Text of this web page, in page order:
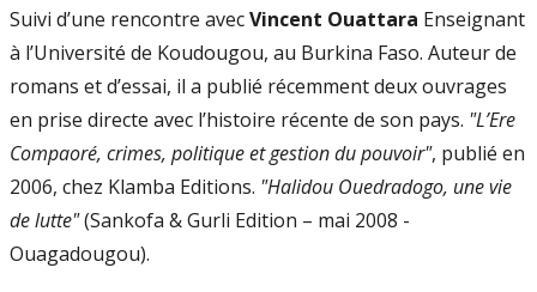
Suivi d’une rencontre avecVincent Ouattara Enseignant
à l’Université de Koudougou, au Burkina Faso. Auteur de
romans et d’essai, il a publié récemment deux ouvrages
en prise directe avec l’histoire récente de son pays. "L’Ere
Compaoré, crimes, politique et gestion du pouvoir", publié en
2006, chez Klamba Editions. "Halidou Ouedradogo, une vie
de lutte"(Sankofa & Gurli Edition – mai 2008 -
Ouagadougou).